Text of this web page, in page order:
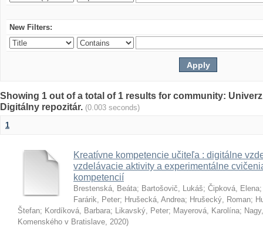
New Filters:
Showing 1 out of a total of 1 results for community:
Digitálny repozitár. (0.003 seconds)
1
Kreatívne kompetencie učiteľa : digitálne
vzdelávacie aktivity a experimentálne
kompetencií
Brestenská, Beáta; Bartošovič, Lukáš; Čipková, Elena
Farárik, Peter; Hrušecká, Andrea; Hrušecký, Roman;
Štefan; Kordíková, Barbara; Likavský, Peter; Mayerová, Karolína;
Komenského v Bratislave, 2020)